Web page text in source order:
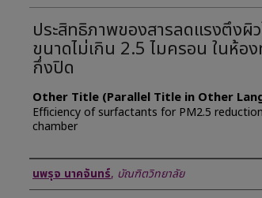
ประสิทธิภาพของสารลดแรงตึงผิ
ขนาดไม่เกิน 2.5 ไมครอน ในห้อ
กึ่งปิด
Other Title (Parallel Title in Other
Efficiency of surfactants for PM2.5
chamber
Author
นพรุจ นาคจันทร์, บัณฑิตวิทยาลัย